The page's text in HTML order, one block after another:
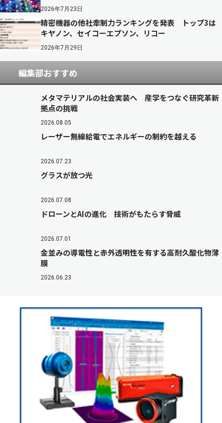
2026年7月23日
精密機器の他社牽制力ランキングを発表 トップ3は
キヤノン、セイコーエプソン、リコー
2026年7月29日
編集部おすすめ
メタマテリアルの社会実装へ 産学をつなぐ研究革新
拠点の挑戦
2026.08.05
レーザー無線給電でエネルギーの制約を越える
2026.07.23
グラスが放つ光
2026.07.08
ドローンとAIの進化 技術がもたらす脅威
2026.07.01
金並みの導電性と赤外透明性を有する高耐久酸化物薄
膜
2026.06.23